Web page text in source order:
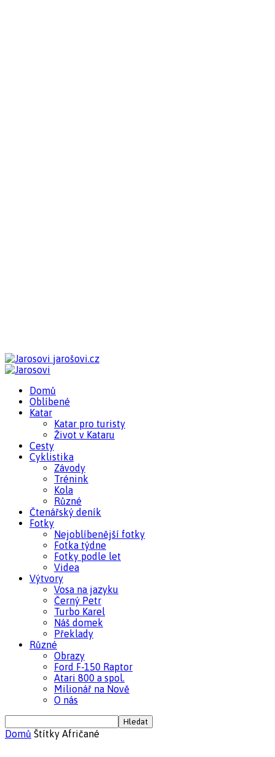
jarošovi.cz
Domů
Oblíbené
Katar
Katar pro turisty
Život v Kataru
Cesty
Cyklistika
Závody
Trénink
Kola
Různé
Čtenářský deník
Fotky
Nejoblíbenější fotky
Fotka týdne
Fotky podle let
Videa
Výtvory
Vosa na jazyku
Černý Petr
Turbo Karel
Náš domek
Překlady
Různé
Obrazy
Ford F-150 Raptor
Atari 800 a spol.
Milionář na Nově
O nás
Domů Štítky Afričané